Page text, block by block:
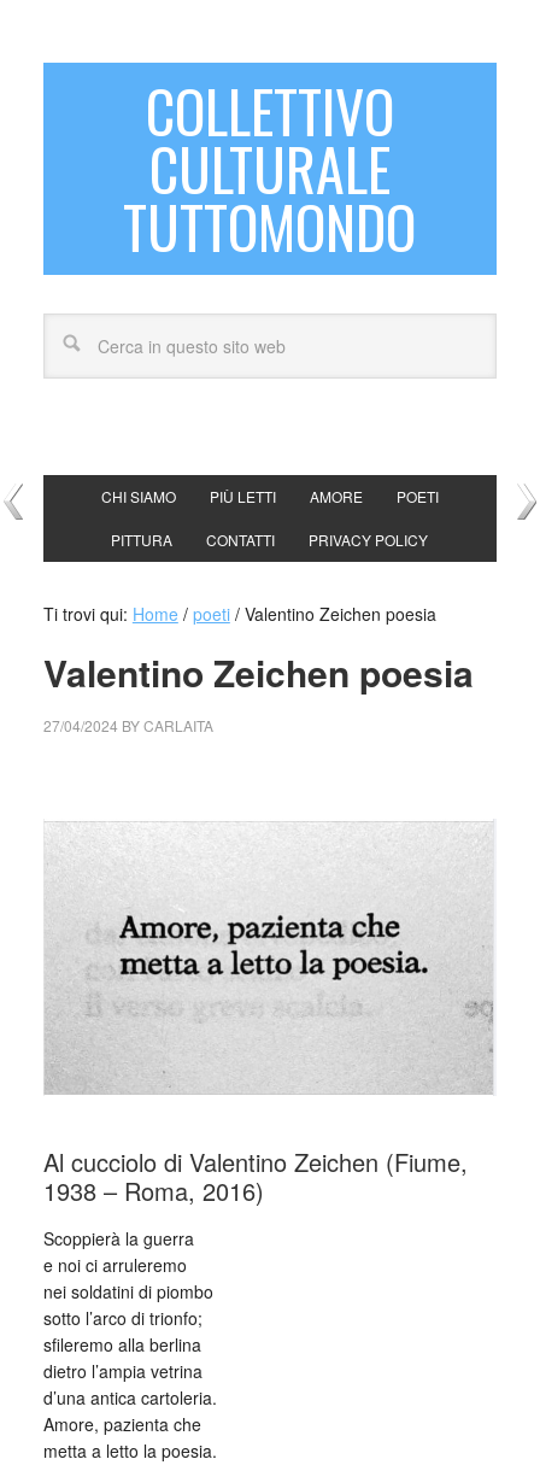
COLLETTIVO
CULTURALE
TUTTOMONDO
CHI SIAMO PIÙ LETTI AMORE POETI
PITTURA CONTATTI PRIVACY POLICY
Ti trovi qui: Home / poeti /Valentino Zeichen poesia
Valentino Zeichen poesia
27/04/2024 BYCARLAITA
Al cucciolo di Valentino Zeichen (Fiume,
1938 – Roma, 2016)
Scoppierà la guerra
e noi ci arruleremo
nei soldatini di piombo
sotto l’arco di trionfo;
sfileremo alla berlina
dietro l’ampia vetrina
d’una antica cartoleria.
Amore, pazienta che
metta a letto la poesia.